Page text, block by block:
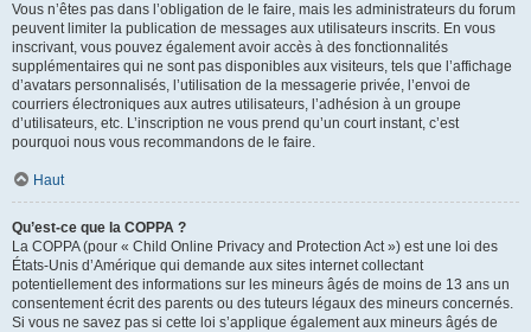
Vous n’êtes pas dans l’obligation de le faire, mais les administrateurs du forum
peuvent limiter la publication de messages aux utilisateurs inscrits. En vous
inscrivant, vous pouvez également avoir accès à des fonctionnalités
supplémentaires qui ne sont pas disponibles aux visiteurs, tels que l’affichage
d’avatars personnalisés, l’utilisation de la messagerie privée, l’envoi de
courriers électroniques aux autres utilisateurs, l’adhésion à un groupe
d’utilisateurs, etc. L’inscription ne vous prend qu’un court instant, c’est
pourquoi nous vous recommandons de le faire.
Haut
Qu’est-ce que la COPPA ?
La COPPA (pour « Child Online Privacy and Protection Act ») est une loi des
États-Unis d’Amérique qui demande aux sites internet collectant
potentiellement des informations sur les mineurs âgés de moins de 13 ans un
consentement écrit des parents ou des tuteurs légaux des mineurs concernés.
Si vous ne savez pas si cette loi s’applique également aux mineurs âgés de